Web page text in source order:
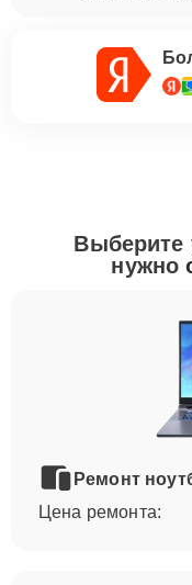
Выберите
нужно
Ремонт
Цена ремонта: